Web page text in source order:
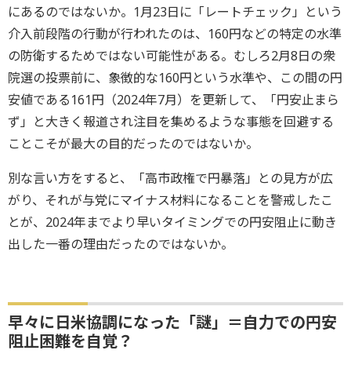
にあるのではないか。1月23日に「レートチェック」という
介入前段階の行動が行われたのは、160円などの特定の水準
の防衛するためではない可能性がある。むしろ2月8日の衆
院選の投票前に、象徴的な160円という水準や、この間の円
安値である161円（2024年7月）を更新して、「円安止まら
ず」と大きく報道され注目を集めるような事態を回避する
ことこそが最大の目的だったのではないか。
別な言い方をすると、「高市政権で円暴落」との見方が広
がり、それが与党にマイナス材料になることを警戒したこ
とが、2024年までより早いタイミングでの円安阻止に動き
出した一番の理由だったのではないか。
早々に日米協調になった「謎」＝自力での円安
阻止困難を自覚？